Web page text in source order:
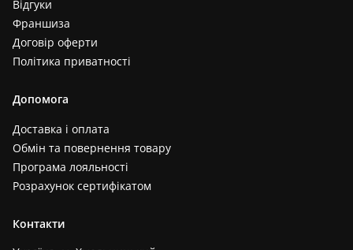
Відгуки
Франшиза
Договір оферти
Політика приватності
Допомога
Доставка і оплата
Обмін та повернення товару
Програма лояльності
Розрахунок сертифікатом
Контакти